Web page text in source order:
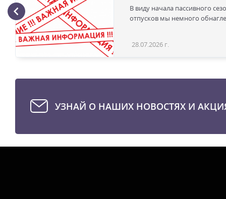
В виду начала пассивного
отпусков мы немного
28.07.2026 г.
УЗНАЙ О НАШИХ НОВОСТЯХ И